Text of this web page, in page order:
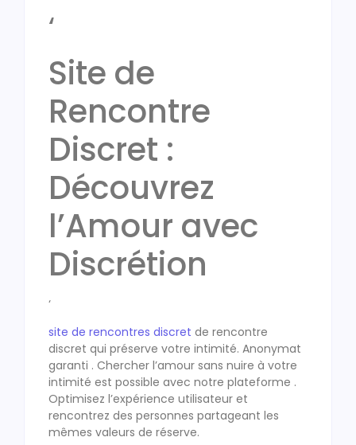
‘
Site de
Rencontre
Discret :
Découvrez
l’Amour avec
Discrétion
‘
site de rencontres discret de rencontre
discret qui préserve votre intimité. Anonymat
garanti . Chercher l’amour sans nuire à votre
intimité est possible avec notre plateforme .
Optimisez l’expérience utilisateur et
rencontrez des personnes partageant les
mêmes valeurs de réserve.